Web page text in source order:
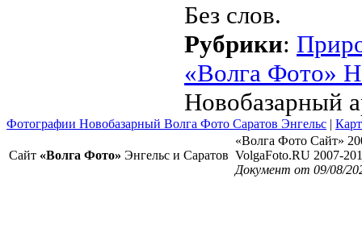
Без слов.
Рубрики:
«Волга Фото»
Новобазарный
Фотографии Новобазарный Волга Фото Саратов Энгельс |
Сайт «Волга Фото» Энгельс и Саратов
«Волга Фото Сайт»
VolgaFoto.RU 2007-
Документ от 09/08/